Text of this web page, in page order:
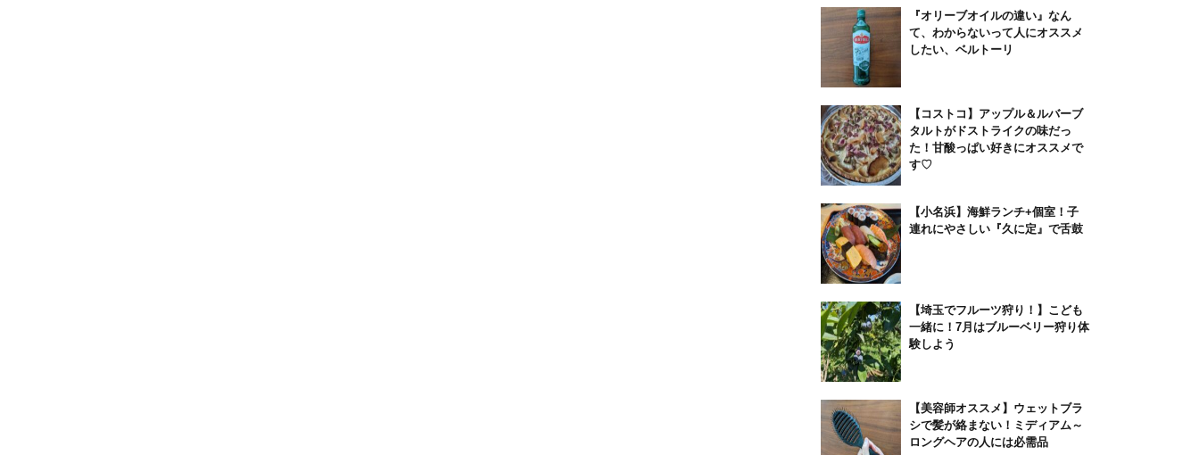
『オリーブオイルの違い』なん
て、わからないって人にオススメ
したい、ベルトーリ
【コストコ】アップル＆ルバーブ
タルトがドストライクの味だっ
た！甘酸っぱい好きにオススメで
す♡
【小名浜】海鮮ランチ+個室！子
連れにやさしい『久に定』で舌鼓
【埼玉でフルーツ狩り！】こども
一緒に！7月はブルーベリー狩り体
験しよう
【美容師オススメ】ウェットブラ
シで髪が絡まない！ミディアム～
ロングヘアの人には必需品